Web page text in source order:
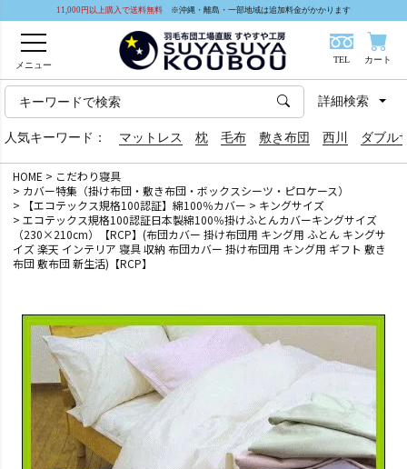
11,000円以上購入で送料無料 ※沖縄・離島・一部地域は追加料金がかかります
メニュー
TEL カート
人気キーワード： マットレス 枕 毛布 敷き布団 西川 ダブル
詳細検索
HOME
こだわり寝具
カバー特集（掛け布団・敷き布団・ボックスシーツ・ピロケース）
【エコテックス規格100認証】綿100％カバー
キングサイズ
エコテックス規格100認証日本製綿100％掛けふとんカバーキングサイズ
（230×210cm）【RCP】(布団カバー 掛け布団用 キング用 ふとん キングサ
イズ 楽天 インテリア 寝具 収納 布団カバー 掛け布団用 キング用 ギフト 敷き
布団 敷布団 新生活)【RCP】